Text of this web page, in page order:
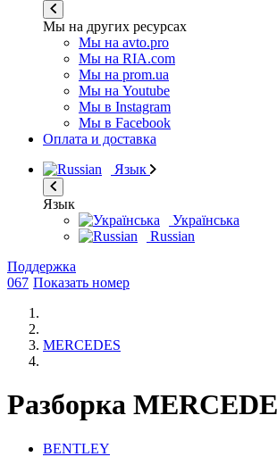
Мы на других ресурсах
Мы на avto.pro
Мы на RIA.com
Мы на prom.ua
Мы на Youtube
Мы в Instagram
Мы в Facebook
Оплата и доставка
Язык
Язык
Українська
Russian
Поддержка
067 Показать номер
MERCEDES
Разборка
BENTLEY